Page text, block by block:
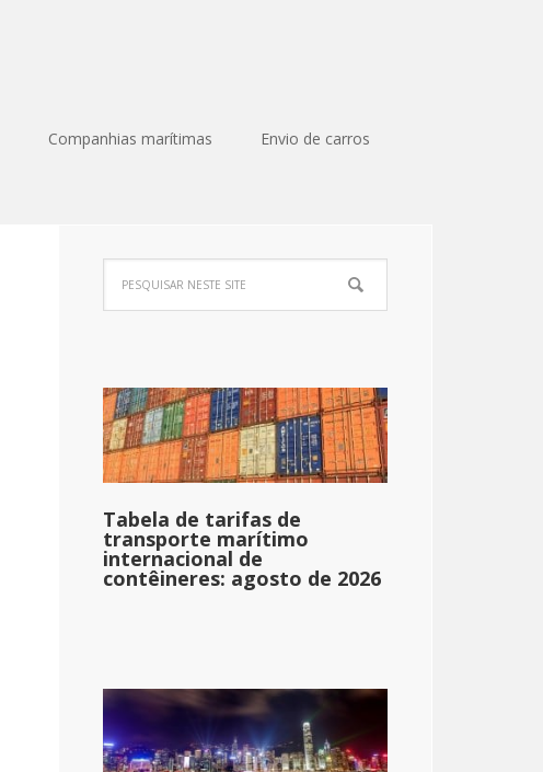
Companhias marítimas Envio de carros
Tabela de tarifas de
transporte marítimo
internacional de
contêineres: agosto de 2026